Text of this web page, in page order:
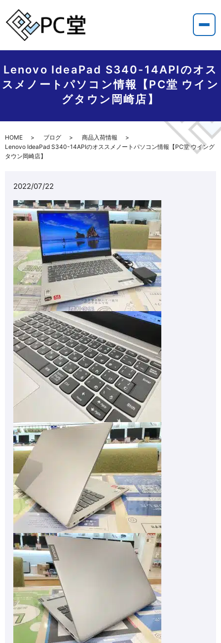
Lenovo IdeaPad S340-14APIのオス
スメノートパソコン情報【PC堂 ウイン
グタウン岡崎店】
HOME ブログ
商品入荷情報
Lenovo IdeaPad S340-14APIのオススメノートパソコン情報【PC堂 ウイング
タウン岡崎店】
2022/07/22